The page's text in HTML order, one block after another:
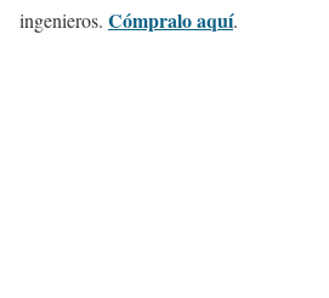
ingenieros. Cómpralo aquí.